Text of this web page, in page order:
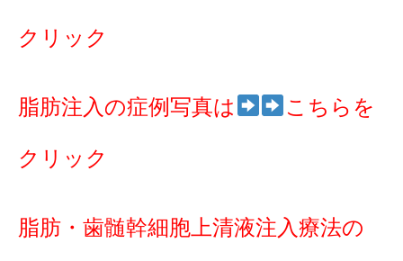
クリック
脂肪注入の症例写真は こちらを
クリック
脂肪・歯髄幹細胞上清液注入療法の